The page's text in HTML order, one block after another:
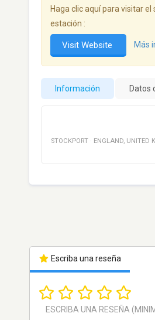
Haga clic aquí para visitar el
estación :
Visit Website Más
Información Datos
STOCKPORT · ENGLAND, UNITED
Escriba una reseña